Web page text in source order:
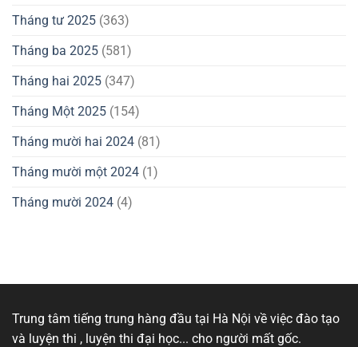
Tháng tư 2025 (363)
Tháng ba 2025 (581)
Tháng hai 2025 (347)
Tháng Một 2025 (154)
Tháng mười hai 2024 (81)
Tháng mười một 2024 (1)
Tháng mười 2024 (4)
Trung tâm tiếng trung hàng đầu tại Hà Nội về việc đào tạo
và luyện thi , luyện thi đại học... cho người mất gốc.